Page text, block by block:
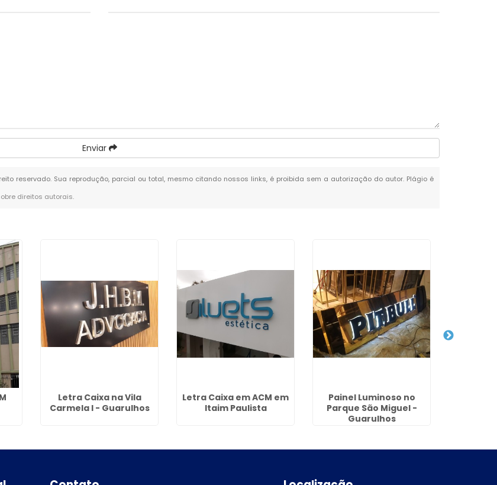
Enviar
reservado. Sua reprodução, parcial ou total, mesmo citando nossos links, é proibida sem a autorização do autor. Plágio é
direitos autorais.
Letra Caixa na Vila
Carmela I - Guarulhos
Letra Caixa em ACM em
Itaim Paulista
Painel Luminoso no
Parque São Miguel -
Guarulhos